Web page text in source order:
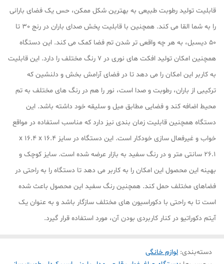
قابلیت تولید رطوبت طبیعی به بهترین شکل ممکن، حس یک فضای بارانی
را به شما القا می کند. همچنین با قابلیت پخش صدای باران در رنج 30 تا
50 دیسبل، به هر چه واقعی تر شدن تم فضا کمک می کند. این دستگاه
همچنین امکان تولید افکت های نوری در 7 رنگ مختلف را دارد. این قابلیت
به کاربر این امکان را می دهد تا در فضای آرامش بخش و دلنشین که
ترکیبی از باران، رطوبت و صدا است، نور را هم در رنگ های مختلف به تم
محیط اضافه کند و فضایی مطابق میل و سلیقه خود داشته باشد. این
دستگاه همچنین قابلیت زمان بندی نیز دارد که مناسب استفاده در مواقع
خواب و غیرفعال سازی خودکار است. این دستگاه در سایز 16.4 x 16.4 x
26.1 سانتی متر و در رنگ سفید به بازار عرضه شده است. سایز کوچک و
بهینه این محصول این امکان را به کاربر می دهد تا دستگاه را به راحتی در
فضاهای مختلف حمل کند. همچنین رنگ سفید این محصول باعث شده
است تا به راحتی با دکوراسیون های مختلف سازگار باشد و به عنوان یک
آیتم دکوراتیو در کنار کاربردی بودن آن، مورد استفاده قرار گیرد.
دسته‌بندی: لوازم خانگی